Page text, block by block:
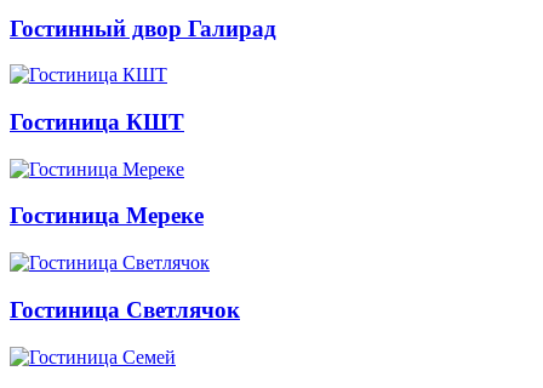
Гостинный двор Галирад
Гостиница КШТ
Гостиница Мереке
Гостиница Светлячок